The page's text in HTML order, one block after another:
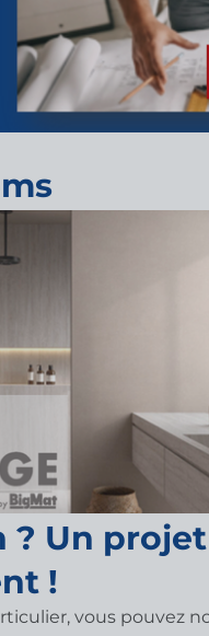
? Un
!
vous pouvez